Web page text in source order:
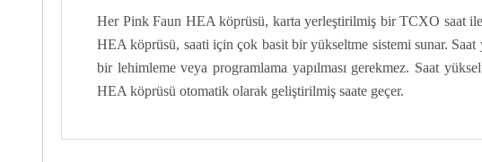
Her Pink Faun HEA köprüsü, karta yerleştirilmiş bir TCXO saat
HEA köprüsü, saati için çok basit bir yükseltme sistemi sunar.
bir lehimleme veya programlama yapılması gerekmez. Saat
HEA köprüsü otomatik olarak geliştirilmiş saate geçer.